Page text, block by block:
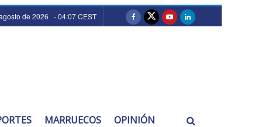
de 2026 - 04:07 CEST
MARRUECOS OPINIÓN